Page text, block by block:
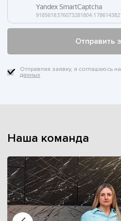
Отправляя заявку, я соглашаюсь на
данных
Наша команда